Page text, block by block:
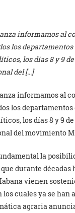
informamos al
los
los días 8 y 9
del […]
informamos al
los
los días 8 y 9
del movimiento
la
durante
vienen
cuales ya se
agraria